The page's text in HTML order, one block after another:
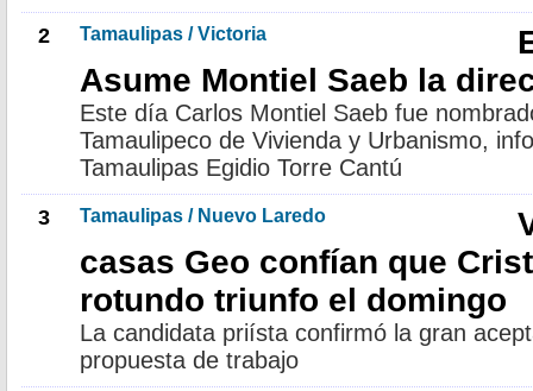
2 Tamaulipas / Victoria
Asume Montiel Saeb la
Este día Carlos Montiel Saeb fue
Tamaulipeco de Vivienda y Urbanismo,
Tamaulipas Egidio Torre Cantú
3 Tamaulipas / Nuevo Laredo
casas Geo confían que
rotundo triunfo el domingo
La candidata priísta confirmó la gran
propuesta de trabajo